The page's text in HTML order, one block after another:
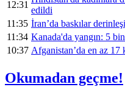
12:31
edildi
11:35 İran’da baskılar
11:34 Kanada'da yangın: 5
10:37 Afganistan’da en az 17
Okumadan geçme!